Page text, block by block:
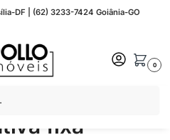
DF | (62) 3233-7424 Goiânia-GO
0
“cadeira executiva fixa simples”
fixa